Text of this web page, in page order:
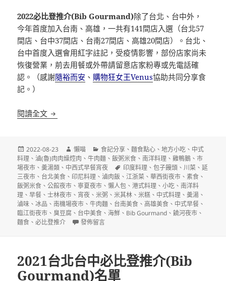
2022必比登推介(Bib Gourmand)除了台北、台中外，
今年首度加入台南、高雄，一共有141間店入選（台北57
間店、台中37間店、台南27間店、高雄20間店）。台北、
台中首度入選會用紅字註記，受疫情影響，部份店家尚未
恢復營業，前去用餐或外帶請留意店家粉專或先電話確
認。（感謝隨裕而安 、 購物狂女王Venus協助共同分享食
記。）
閱讀全文 2022台北台中台南高雄必比登推介(Bib Gourmand)
發
佈
日
期:
2022-08-23
作
者
懶喵
分
類
食記分享 、麵食點心 、地方小吃 、 中式
料理 、滷(魯)肉肉燥焢肉 、牛肉麵 、飯粥米食 、南洋料理 、雞鴨鵝 、市
場夜市 、羮湯類 、 中西式早餐宵夜
標
籤
印度料理 、包子饅頭 、川菜 、延
三夜市 、 台北美食 、 印尼料理 、滷肉飯 、江浙菜 、華西街夜市 、素食 、
飯粥米食 、公館夜市 、 寧夏夜市 、懶人包 、港式料理 、小吃 、南洋料
理 、早餐 、士林夜市 、 宵夜 、米粥 、米其林 、米糕 、 中式料理 、羮湯 、
滷味 、冰品 、南機場夜市 、牛肉麵 、 台南美食 、高雄美食 、 中式早餐 、
臨江街夜市 、 臭豆腐 、 台中美食 、海鮮 、 Bib Gourmand 、饒河夜市 、
麵食 、必比登推介 在〈2022台北台中台南高雄必比登推介(Bib
發佈留言
2021台北台中必比登推介(Bib
Gourmand)名單